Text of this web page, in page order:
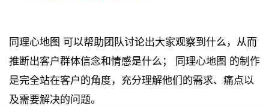
同理心地图 可以帮助团队讨论出大家观察到什么，从而
推断出客户群体信念和情感是什么； 同理心地图 的制作
是完全站在客户的角度，充分理解他们的需求、痛点以
及需要解决的问题。